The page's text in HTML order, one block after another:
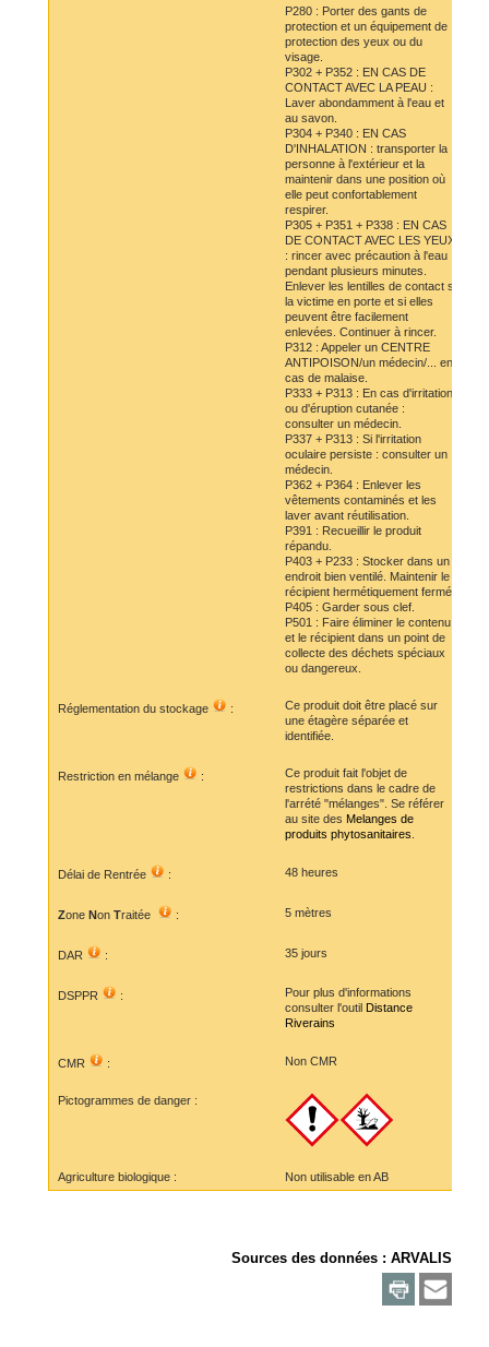
P280 : Porter des gants de
protection et un équipement de
protection des yeux ou du
visage.
P302 + P352 : EN CAS DE
CONTACT AVEC LA PEAU :
Laver abondamment à l'eau et
au savon.
P304 + P340 : EN CAS
D'INHALATION : transporter la
personne à l'extérieur et la
maintenir dans une position où
elle peut confortablement
respirer.
P305 + P351 + P338 : EN CAS
DE CONTACT AVEC LES YEUX
: rincer avec précaution à l'eau
pendant plusieurs minutes.
Enlever les lentilles de contact si
la victime en porte et si elles
peuvent être facilement
enlevées. Continuer à rincer.
P312 : Appeler un CENTRE
ANTIPOISON/un médecin/... en
cas de malaise.
P333 + P313 : En cas d'irritation
ou d'éruption cutanée :
consulter un médecin.
P337 + P313 : Si l'irritation
oculaire persiste : consulter un
médecin.
P362 + P364 : Enlever les
vêtements contaminés et les
laver avant réutilisation.
P391 : Recueillir le produit
répandu.
P403 + P233 : Stocker dans un
endroit bien ventilé. Maintenir le
récipient hermétiquement fermé.
P405 : Garder sous clef.
P501 : Faire éliminer le contenu
et le récipient dans un point de
collecte des déchets spéciaux
ou dangereux.
Réglementation du stockage :
Ce produit doit être placé sur
une étagère séparée et
identifiée.
Restriction en mélange :
Ce produit fait l'objet de
restrictions dans le cadre de
l'arrété "mélanges". Se référer
au site des Melanges de
produits phytosanitaires
Délai de Rentrée : 48 heures
Zone Non Traitée : 5 mètres
DAR : 35 jours
DSPPR :
Pour plus d'informations
consulter l'outil Distance
Riverains
CMR : Non CMR
Pictogrammes de danger :
Agriculture biologique : Non utilisable en AB
Sources des données :ARVALIS